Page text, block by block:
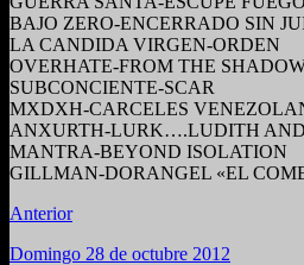
BAJO ZERO-ENCERRADO SIN
LA CANDIDA VIRGEN-ORDEN
OVERHATE-FROM THE
SUBCONCIENTE-SCAR
MXDXH-CARCELES
ANXURTH-LURK….LUDITH
MANTRA-BEYOND ISOLATION
GILLMAN-DORANGEL «EL
Anterior
Domingo 28 de octubre 2012